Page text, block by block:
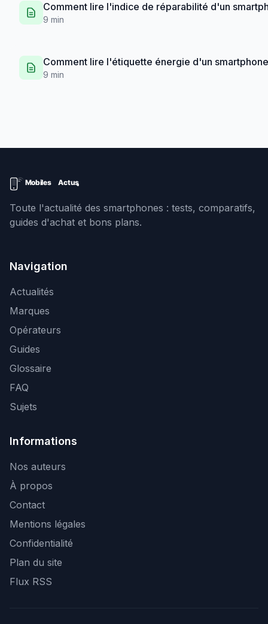
Comment lire l'indice de réparabilité d'un
9 min
Comment lire l'étiquette énergie d'un smartphone
9 min
Toute l'actualité des smartphones : tests, comparatifs,
guides d'achat et bons plans.
Navigation
Actualités
Marques
Opérateurs
Guides
Glossaire
FAQ
Sujets
Informations
Nos auteurs
À propos
Contact
Mentions légales
Confidentialité
Plan du site
Flux RSS